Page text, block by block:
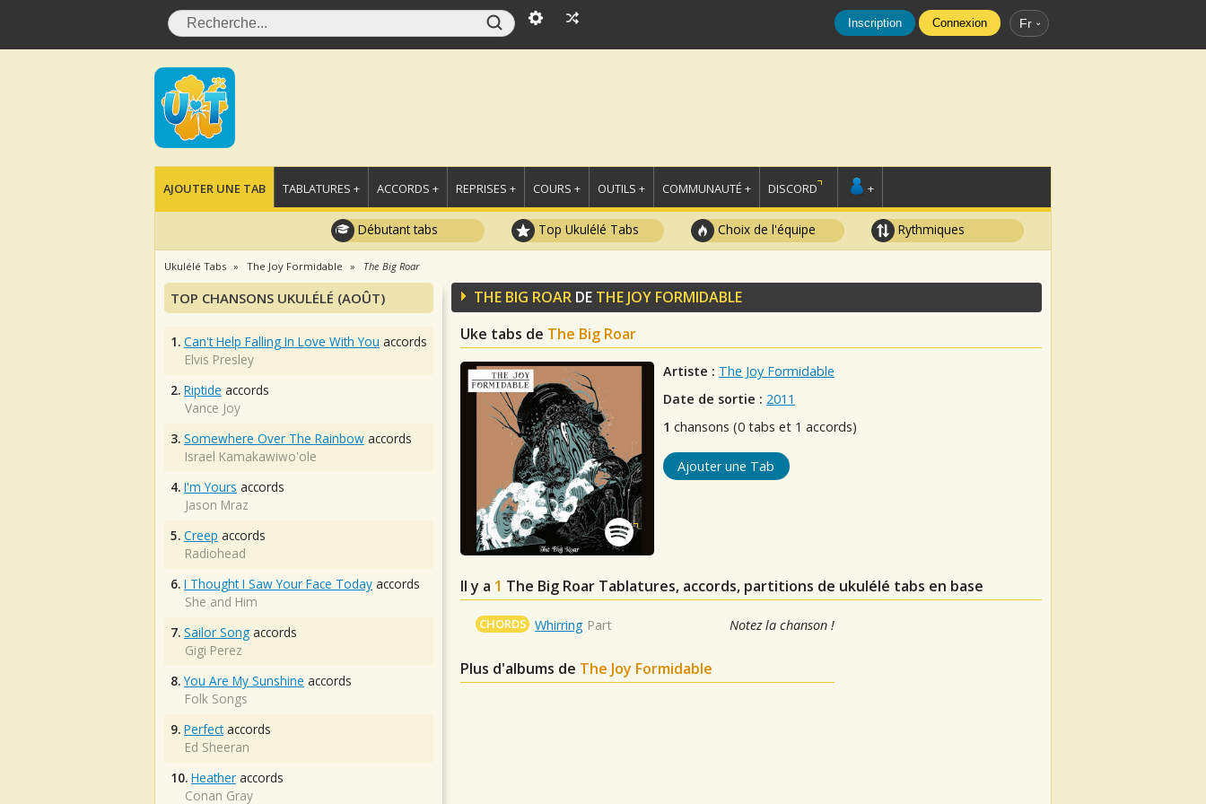
Inscription Connexion Fr
AJOUTER UNE TAB TABLATURES + ACCORDS + REPRISES + COURS + OUTILS + COMMUNAUTÉ + DISCORD +
Débutant tabs Top Ukulélé Tabs Choix de l'équipe Rythmiques
Ukulélé Tabs The Joy Formidable The Big Roar
THE BIG ROAR DE THE JOY FORMIDABLE
Uke tabs de The Big Roar
Artiste : The Joy Formidable
Date de sortie : 2011
1 chansons (0 tabs et 1 accords)
Ajouter une Tab
Il y a 1 The Big Roar Tablatures, accords, partitions de ukulélé tabs en base
CHORDS Whirring Part Notez la chanson !
Plus d'albums de The Joy Formidable
TOP CHANSONS UKULÉLÉ (AOÛT)
1. Can't Help Falling In Love With You accords
Elvis Presley
2. Riptide accords
Vance Joy
3. Somewhere Over The Rainbow accords
Israel Kamakawiwo'ole
4. I'm Yours accords
Jason Mraz
5. Creep accords
Radiohead
6. I Thought I Saw Your Face Today accords
She and Him
7. Sailor Song accords
Gigi Perez
8. You Are My Sunshine accords
Folk Songs
9. Perfectaccords
Ed Sheeran
10. Heather accords
Conan Gray